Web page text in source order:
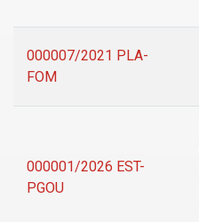
000007/2021 PLA-
FOM
000001/2026 EST-
PGOU